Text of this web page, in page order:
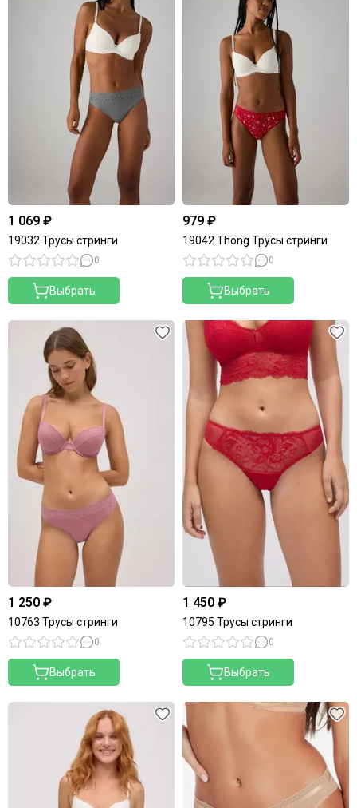
1 069 ₽
19032 Трусы стринги
0
Выбрать
979 ₽
19042 Thong Трусы стринги
0
Выбрать
1 250 ₽
10763 Трусы стринги
0
Выбрать
1 450 ₽
10795 Трусы стринги
0
Выбрать